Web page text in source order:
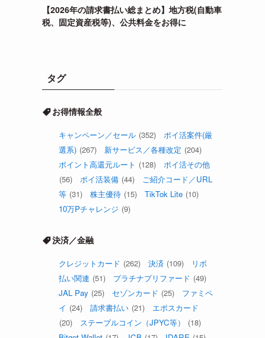
【2026年の請求書払い総まとめ】地方税(自動車
税、固定資産税等)、公共料金をお得に
タグ
お得情報全般
キャンペーン／セール (352)
ポイ活案件(厳
選系) (267) 新サービス／各種改定 (204)
ポイント高還元ルート (128)
ポイ活その他
(56)
ポイ活装備 (44)
ご紹介コード／URL
等 (31) 株主優待 (15) TikTok Lite (10)
10万Pチャレンジ (9)
決済／金融
クレジットカード (262) 決済 (109)
リボ
払い関連 (51) プラチナプリファード (49)
JAL Pay (25) セゾンカード (25)
ファミペ
イ (24) 請求書払い (21)
エポスカード
(20)
ステーブルコイン（JPYC等）
(18)